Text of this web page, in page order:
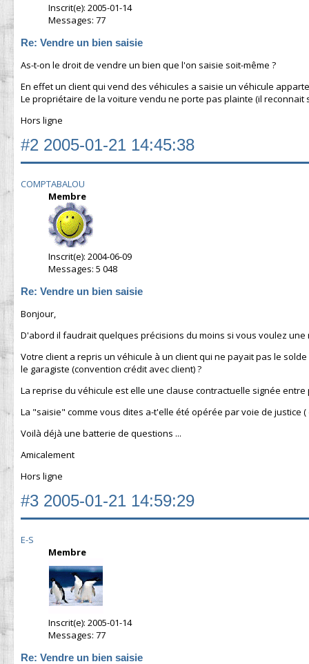
Inscrit(e): 2005-01-14
Messages: 77
Re: Vendre un bien saisie
As-t-on le droit de vendre un bien que l'on saisie soit-même ?
En effet un client qui vend des véhicules a saisie un véhicule
Le propriétaire de la voiture vendu ne porte pas plainte (il reconnait
Hors ligne
#2 2005-01-21 14:45:38
COMPTABALOU
Membre
Inscrit(e): 2004-06-09
Messages: 5 048
Re: Vendre un bien saisie
Bonjour,
D'abord il faudrait quelques précisions du moins si vous voulez une
Votre client a repris un véhicule à un client qui ne payait pas le
le garagiste (convention crédit avec client) ?
La reprise du véhicule est elle une clause contractuelle signée
La "saisie" comme vous dites a-t'elle été opérée par voie de justice
Voilà déjà une batterie de questions ...
Amicalement
Hors ligne
#3 2005-01-21 14:59:29
E-S
Membre
Inscrit(e): 2005-01-14
Messages: 77
Re: Vendre un bien saisie